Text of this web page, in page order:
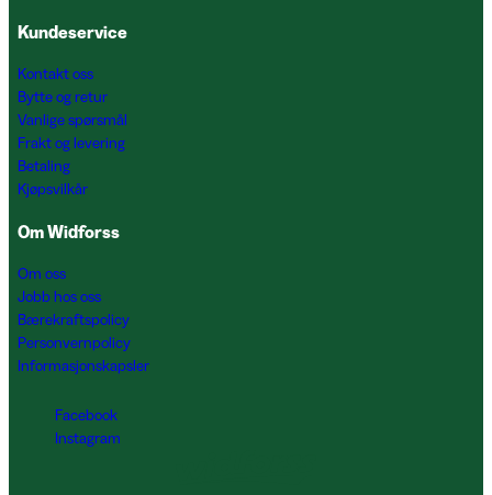
Kundeservice
Kontakt oss
Bytte og retur
Vanlige spørsmål
Frakt og levering
Betaling
Kjøpsvilkår
Om Widforss
Om oss
Jobb hos oss
Bærekraftspolicy
Personvernpolicy
Informasjonskapsler
Facebook
Instagram